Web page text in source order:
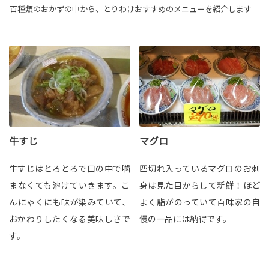
百種類のおかずの中から、とりわけおすすめのメニューを紹介します
牛すじ
牛すじはとろとろで口の中で噛
まなくても溶けていきます。こ
んにゃくにも味が染みていて、
おかわりしたくなる美味しさで
す。
マグロ
四切れ入っているマグロのお刺
身は見た目からして新鮮！ほど
よく脂がのっていて百味家の自
慢の一品には納得です。